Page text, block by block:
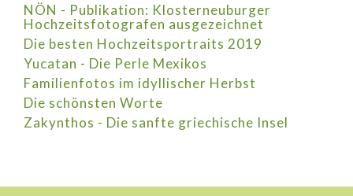
NÖN - Publikation: Klosterneuburger
Hochzeitsfotografen ausgezeichnet
Die besten Hochzeitsportraits 2019
Yucatan - Die Perle Mexikos
Familienfotos im idyllischer Herbst
Die schönsten Worte
Zakynthos - Die sanfte griechische Insel